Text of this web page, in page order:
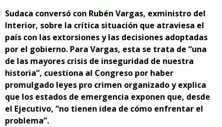
Sudaca conversó con Rubén Vargas, exministro del
Interior, sobre la crítica situación que atraviesa el
país con las extorsiones y las decisiones adoptadas
por el gobierno. Para Vargas, esta se trata de “una
de las mayores crisis de inseguridad de nuestra
historia”, cuestiona al Congreso por haber
promulgado leyes pro crimen organizado y explica
que los estados de emergencia exponen que, desde
el Ejecutivo, “no tienen idea de cómo enfrentar el
problema”.